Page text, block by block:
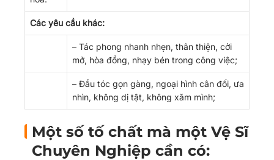
Các yêu cầu khác:
– Tác phong nhanh nhẹn, thân thiện, cởi
mở, hòa đồng, nhạy bén trong công việc;
– Đầu tóc gọn gàng, ngoại hình cân đối, ưa
nhìn, không dị tật, không xăm mình;
Một số tố chất mà một Vệ Sĩ
Chuyên Nghiệp cần có: